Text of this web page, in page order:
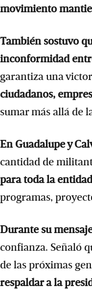
movimiento
También sostuvo
inconformidad
garantiza una
ciudadanos,
sumar más allá de
En Guadalupe y
cantidad de
para toda la
programas,
Durante su
confianza. Señaló
de las próximas
respaldar a la